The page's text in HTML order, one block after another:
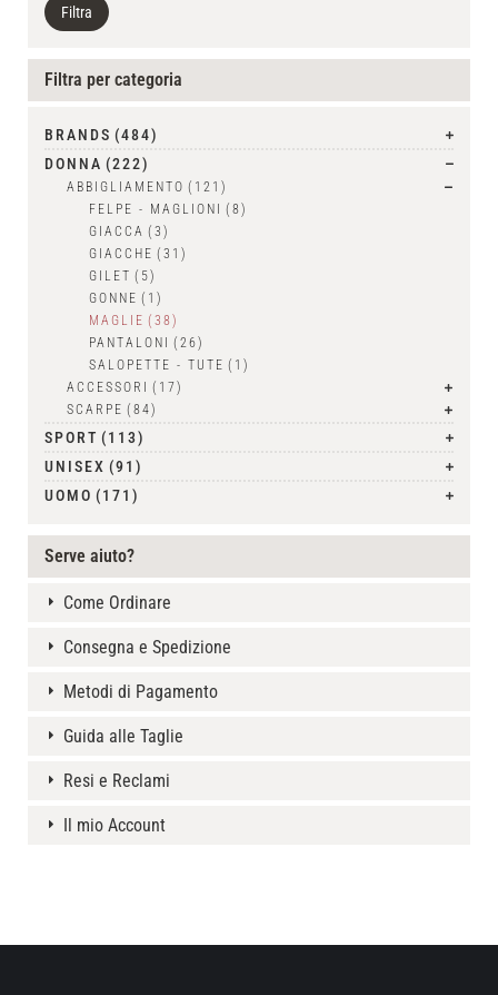
Filtra
Filtra per categoria
BRANDS (484)
DONNA (222)
ABBIGLIAMENTO (121)
FELPE - MAGLIONI (8)
GIACCA (3)
GIACCHE (31)
GILET (5)
GONNE (1)
MAGLIE (38)
PANTALONI (26)
SALOPETTE - TUTE (1)
ACCESSORI (17)
SCARPE (84)
SPORT (113)
UNISEX (91)
UOMO (171)
Serve aiuto?
Come Ordinare
Consegna e Spedizione
Metodi di Pagamento
Guida alle Taglie
Resi e Reclami
Il mio Account